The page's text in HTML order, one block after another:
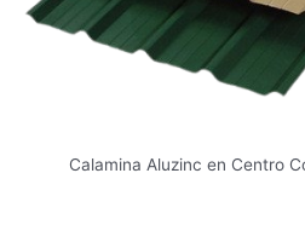
Calamina Aluzinc en Centro